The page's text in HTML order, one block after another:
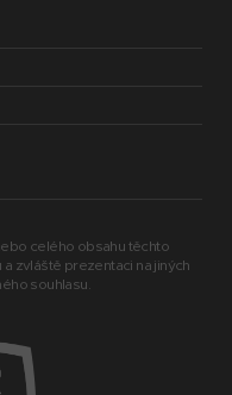
celého obsahu těchto
zvláště prezentaci na jiných
souhlasu.